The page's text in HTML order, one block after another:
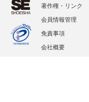
著作権・リンク
会員情報管理
免責事項
会社概要